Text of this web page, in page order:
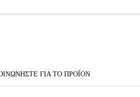
ΓΙΑ ΤΟ ΠΡΟΪOΝ